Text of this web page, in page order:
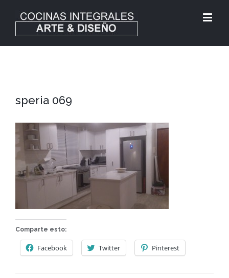
speria 069
Comparte esto:
Facebook Twitter Pinterest